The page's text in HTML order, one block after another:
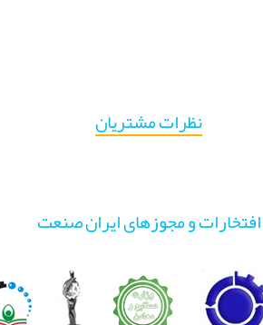
نظرات مشتریان
افتخارات و مجوزهای ایران صنعت